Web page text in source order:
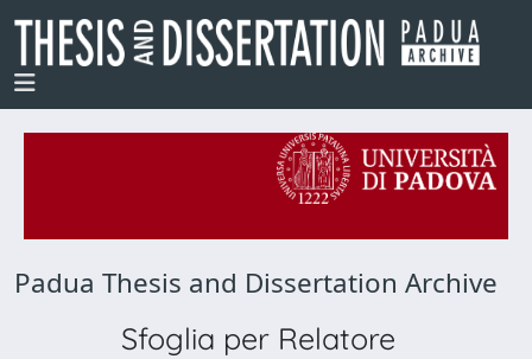
Padua Thesis and Dissertation Archive
Sfoglia per Relatore